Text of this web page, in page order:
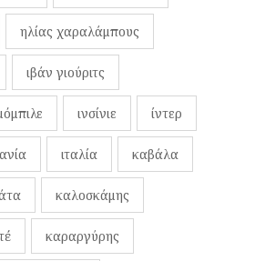
ηλίας χαραλάμπους
ιβάν γιούριτς
ινσίνιε ίντερ
ιταλία καβάλα
καλοσκάμης
καραργύρης